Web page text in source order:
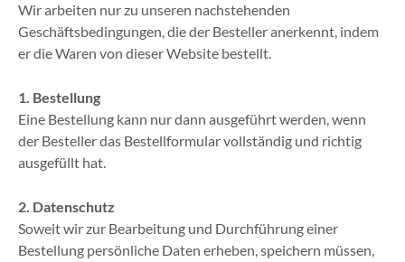
Wir arbeiten nur zu unseren nachstehenden
Geschäftsbedingungen, die der Besteller anerkennt, indem
er die Waren von dieser Website bestellt.
1. Bestellung
Eine Bestellung kann nur dann ausgeführt werden, wenn
der Besteller das Bestellformular vollständig und richtig
ausgefüllt hat.
2. Datenschutz
Soweit wir zur Bearbeitung und Durchführung einer
Bestellung persönliche Daten erheben, speichern müssen,